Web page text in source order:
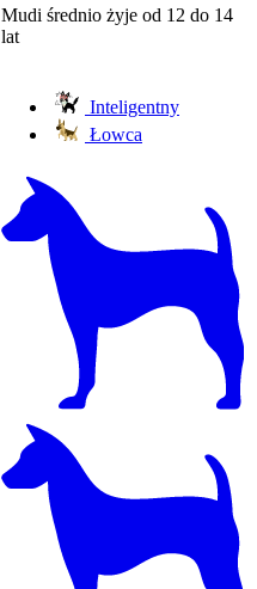
Mudi średnio żyje od 12 do 14
lat
Inteligentny
Łowca